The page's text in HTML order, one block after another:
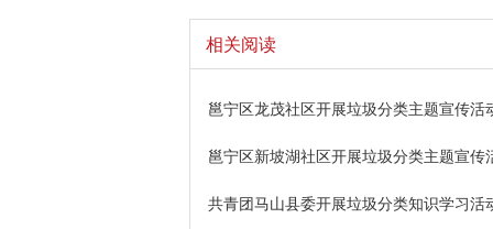
相关阅读
邕宁区龙茂社区开展垃圾分类主题宣传活
邕宁区新坡湖社区开展垃圾分类主题宣传
共青团马山县委开展垃圾分类知识学习活